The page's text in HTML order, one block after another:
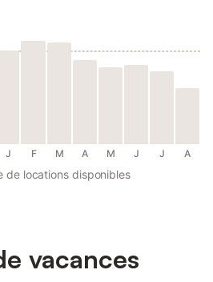
J F M A M J J A
de locations disponibles
vacances